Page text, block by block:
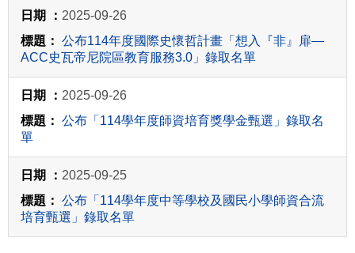
2025-09-26
公布114年度國際史懷哲計畫「想入『非』扉—
ACC史瓦帝尼院區教育服務3.0」錄取名單
2025-09-26
公布「114學年度師資培育獎學金甄選」錄取名
單
2025-09-25
公布「114學年度中等學校及國民小學師資合流
培育甄選」錄取名單